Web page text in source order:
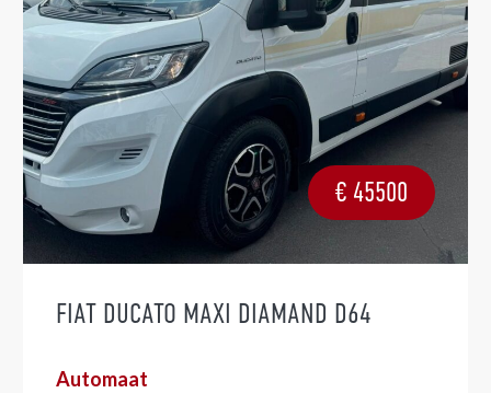
€ 45500
FIAT DUCATO MAXI DIAMAND D64
Automaat